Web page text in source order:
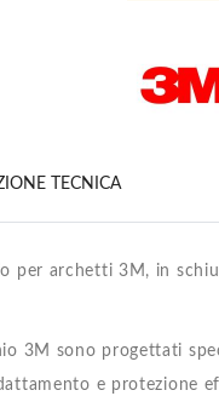
TECNICA
per archetti 3M, in
3M sono progettati
e protezione